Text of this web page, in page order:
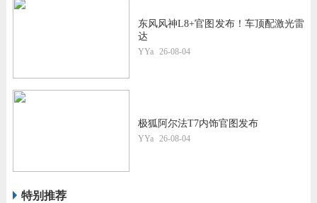
东风风神L8+官图发布！车顶配激光雷
达
YYa 26-08-04
极狐阿尔法T7内饰官图发布
YYa 26-08-04
特别推荐